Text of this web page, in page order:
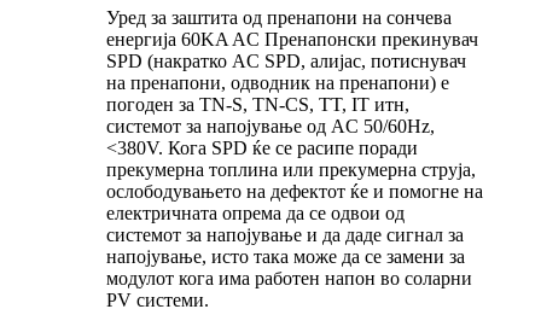
Уред за заштита од пренапони на сончева
енергија 60KA AC Пренапонски прекинувач
SPD (накратко AC SPD, алијас, потиснувач
на пренапони, одводник на пренапони) е
погоден за TN-S, TN-CS, TT, IT итн,
системот за напојување од AC 50/60Hz,
<380V. Кога SPD ќе се расипе поради
прекумерна топлина или прекумерна струја,
ослободувањето на дефектот ќе и помогне на
електричната опрема да се одвои од
системот за напојување и да даде сигнал за
напојување, исто така може да се замени за
модулот кога има работен напон во соларни
PV системи.